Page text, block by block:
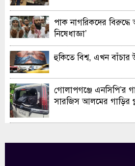
পাক নাগরিকদের বিরুদ্ধে
নিষেধাজ্ঞা’
হুকিতে বিশ্ব, এখন বাঁচার
গোলাপগঞ্জে এনসিপি’র
সারজিস আলমের গাড়ির